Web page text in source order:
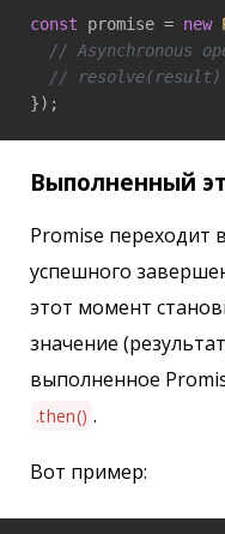
const promise = new
// Asynchronous
//
});
Выполненный
Promise переходит
успешного
этот момент
значение
выполненное
.then() .
Вот пример: